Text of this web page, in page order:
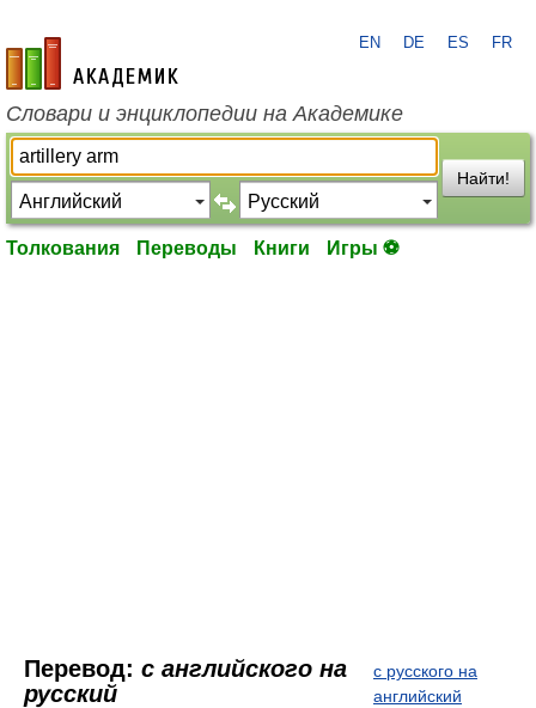
academic.ru
EN DE ES FR
Словари и энциклопедии на Академике
Найти!
Толкования Переводы Книги Игры ⚽
Перевод: с английского на
русский
с русского на
английский